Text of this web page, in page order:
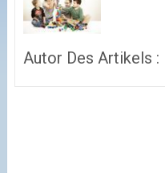
Autor Des Artikels :